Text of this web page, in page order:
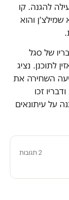
להגנה. קו
של נתניהו בתיק 1000 הוא שמילצ'ן והוא
של סגל
לתוכנן. נציג
השחירה את
זכו
על עיתונאים
2 תגובות